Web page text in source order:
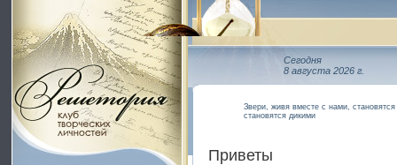
Сегодня
8 августа 2026 г.
Звери, живя вместе с нами,
становятся дикими
Приветы